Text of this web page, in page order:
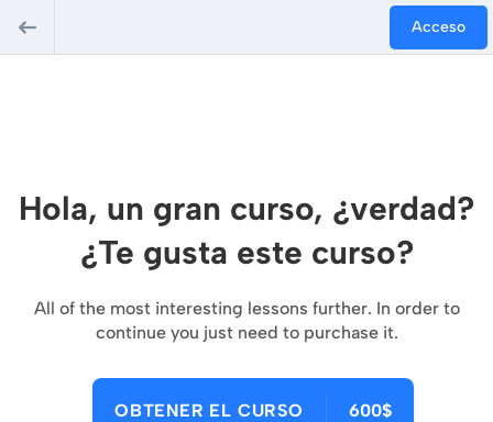
Acceso
Hola, un gran curso, ¿verdad?
¿Te gusta este curso?
All of the most interesting lessons further. In order to
continue you just need to purchase it.
OBTENER EL CURSO 600$